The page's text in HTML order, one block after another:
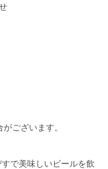
ございます。
で美味しいビールを飲